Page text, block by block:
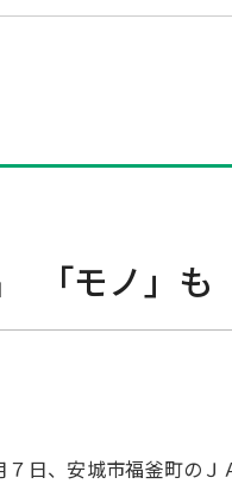
「モノ」
日、安城市福釜町のＪ